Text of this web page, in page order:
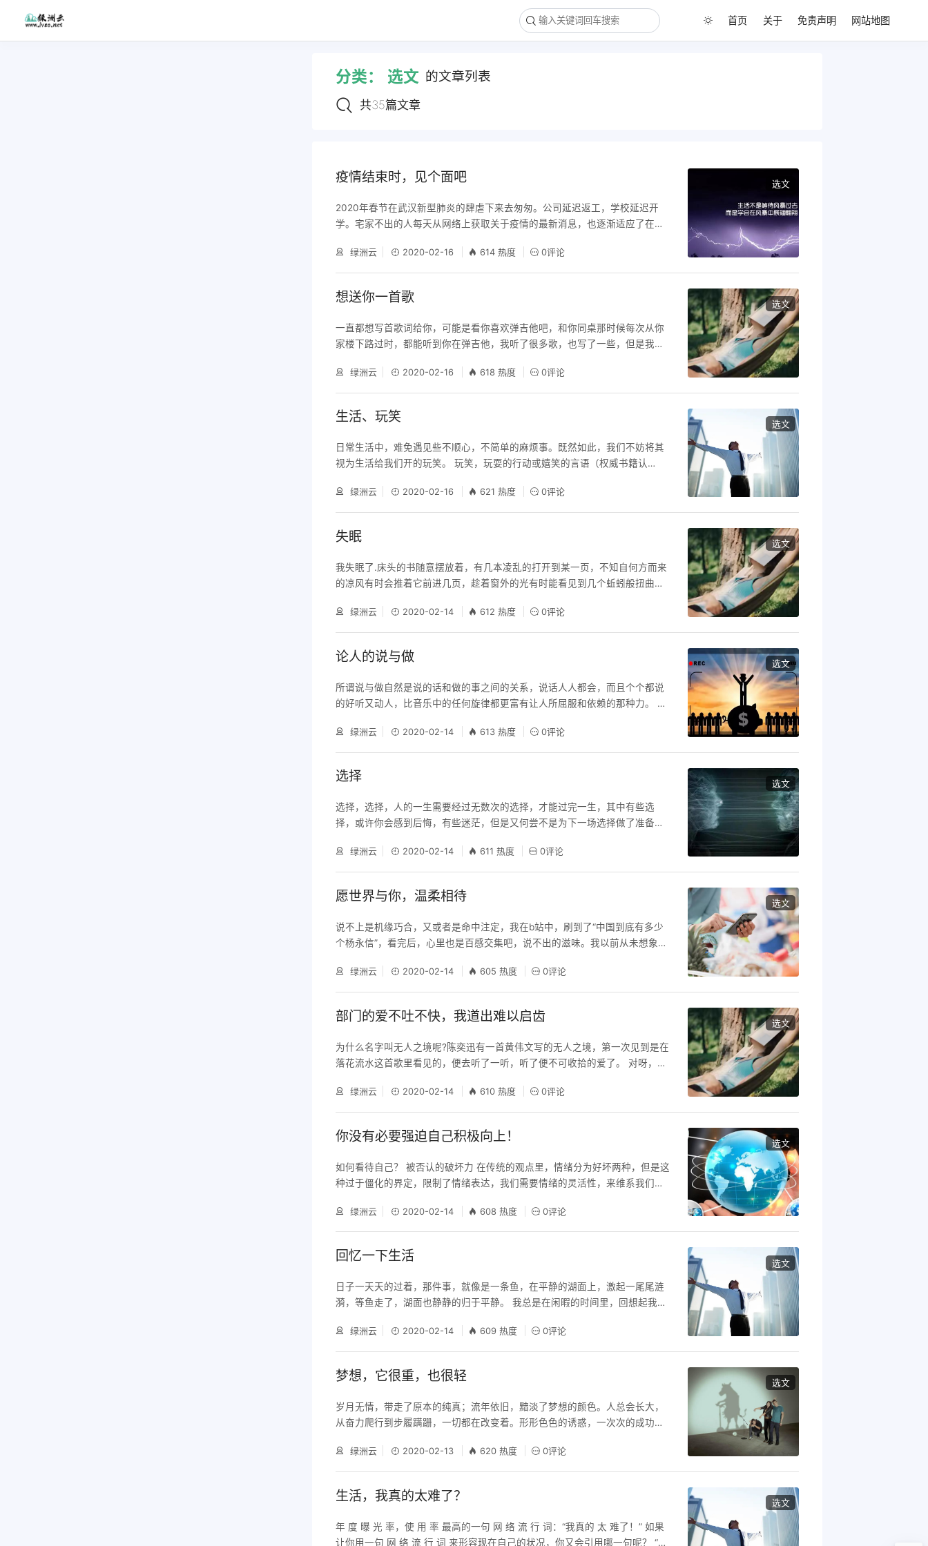
首页 关于 免责声明 网站地图
🗂️ 文章导航
分类： 选文 的文章列表
共35篇文章
疫情结束时，见个面吧
2020年春节在武汉新型肺炎的肆虐下来去匆匆。公司延迟返工，学校延迟开
学。宅家不出的人每天从网络上获取关于疫情的最新消息，也逐渐适应了在家
清，完全没有情人节的热烈氛围。 独自相处的时间太多，以至于想见面的心情
越发迫切。 既然足不出户，这个情人节，就跟大家聊一聊文学作品中的爱情。
选文
绿洲云 2020-02-16 614 热度 0评论
想送你一首歌
一直都想写首歌词给你，可能是看你喜欢弹吉他吧，和你同桌那时候每次从你
家楼下路过时，都能听到你在弹吉他，我听了很多歌，也写了一些，但是我觉
入进去，我想写这样的一首歌，可能这首歌会很幼稚，但是没关系，这是我写
给你的，你当我的面撕掉扔进垃圾桶也没事，我会继续写，我写给我自己。 看
着你弹吉他找到某个节奏时的样子…突然像个很顽皮的孩子一般，
选文
绿洲云 2020-02-16 618 热度 0评论
生活、玩笑
日常生活中，难免遇见些不顺心，不简单的麻烦事。既然如此，我们不妨将其
视为生活给我们开的玩笑。 玩笑，玩耍的行动或嬉笑的言语（权威书籍认
点，我的父亲将我的手机没收了，为什么？大概是我好几天没去学习，整天沉
迷于手机。 手机，没收就没收吧，毕竟理由正当，证据确凿。可是，我父亲偏
偏要加上这么一句：“你以为这是买给你的，本来是买给你妈妈的，
选文
绿洲云 2020-02-16 621 热度 0评论
失眠
我失眠了.床头的书随意摆放着，有几本凌乱的打开到某一页，不知自何方而来
的凉风有时会推着它前进几页，趁着窗外的光有时能看见到几个蚯蚓般扭曲的
外的野犬不断的狂吠以至于无端扰乱了我的休息，也许是于梦中惊醒的揣揣不
安让我不能安心下去，但我想也许是因为一个人。其实我的生活总是因为太过
选文
绿洲云 2020-02-14 612 热度 0评论
论人的说与做
所谓说与做自然是说的话和做的事之间的关系，说话人人都会，而且个个都说
的好听又动人，比音乐中的任何旋律都更富有让人所屈服和依赖的那种力。 举
追求上进的心，但与所做的事情却不成正比。总是说着让自己都能信服的话，
还要讲给别人，比如每个星期五我都把书包装的满满当当的，准备在这个周末
大干一场，可拿起手机却仿佛超时空般地穿梭到了星期一。然后在
选文
绿洲云 2020-02-14 613 热度 0评论
选择
选择，选择，人的一生需要经过无数次的选择，才能过完一生，其中有些选
择，或许你会感到后悔，有些迷茫，但是又何尝不是为下一场选择做了准备。
人生才如此精彩。有人说，人的一生，是由你每一个微小的选择决定的，而未
来的因果，很可能就在你不经意间已经悄然中下。 如果你不知道你的选择是对
还是错，那么无需多想，因为没有人会知道，每一个选择，都是有
选文
绿洲云 2020-02-14 611 热度 0评论
愿世界与你，温柔相待
说不上是机缘巧合，又或者是命中注定，我在b站中，刷到了“中国到底有多少
个杨永信”，看完后，心里也是百感交集吧，说不出的滋味。我以前从未想象过
被阳光所包围。尽管我能直面现实的丑恶，尽管有时候我也会冷漠到无动于
衷，但是我一直都在尽我所能，想要让那些对现实心灰意冷的人感受到温暖，
选文
绿洲云 2020-02-14 605 热度 0评论
部门的爱不吐不快，我道出难以启齿
为什么名字叫无人之境呢?陈奕迅有一首黄伟文写的无人之境，第一次见到是在
落花流水这首歌里看见的，便去听了一听，听了便不可收拾的爱了。 对呀，惊
让我连一个爱字都难以启齿。 我初中便开始展现叛逆的一面，那个时候因为我
小学时候还比较懂事，父母和其他人呀也都没看出什么。 但是这是一团罪恶的
选文
绿洲云 2020-02-14 610 热度 0评论
你没有必要强迫自己积极向上！
如何看待自己？ 被否认的破坏力 在传统的观点里，情绪分为好坏两种，但是这
种过于僵化的界定，限制了情绪表达，我们需要情绪的灵活性，来维系我们的
幸，对他人知晓或者不必知晓。和别人相处的时候，我表现的是坚强。哪怕是
深知我的不幸的熟人，我亦不曾流露出脆弱。最近过得还好吗？挺好的。 可能
是我擅长假装“我很好”，坚强使我得到了表扬和赞许！可是
选文
绿洲云 2020-02-14 608 热度 0评论
回忆一下生活
日子一天天的过着，那件事，就像是一条鱼，在平静的湖面上，激起一尾尾涟
漪，等鱼走了，湖面也静静的归于平静。 我总是在闲暇的时间里，回想起我和
列在两边。大学门像是一个吃人的口，等待着离去的学生，行人。突然，口中
出现一个黑黑的影子，我心中一惊，不会是恶魔吧，不过看身形还是个美女，
死也值了。 月光慢慢撒下，贴在人的身上，让自己能够被看见
选文
绿洲云 2020-02-14 609 热度 0评论
梦想，它很重，也很轻
岁月无情，带走了原本的纯真；流年依旧，黯淡了梦想的颜色。人总会长大，
从奋力爬行到步履蹒跚，一切都在改变着。形形色色的诱惑，一次次的成功，
变成曾经最讨厌的模样，但这就是现实。 年少的激情，变成了此时的随波逐
流；生活的期望，成了所谓的归于平淡。也许这是一种成熟的表现，也许这只
选文
绿洲云 2020-02-13 620 热度 0评论
生活，我真的太难了？
年 度 曝 光 率，使 用 率 最高的一句 网 络 流 行 词：“我真的 太 难了！” 如果
让你用一句 网 络 流 行 词 来形容现在自己的状况，你又会引用哪一句呢？ “我
选文